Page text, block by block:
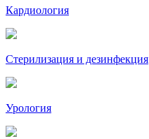
Кардиология
Стерилизация и дезинфекция
Урология